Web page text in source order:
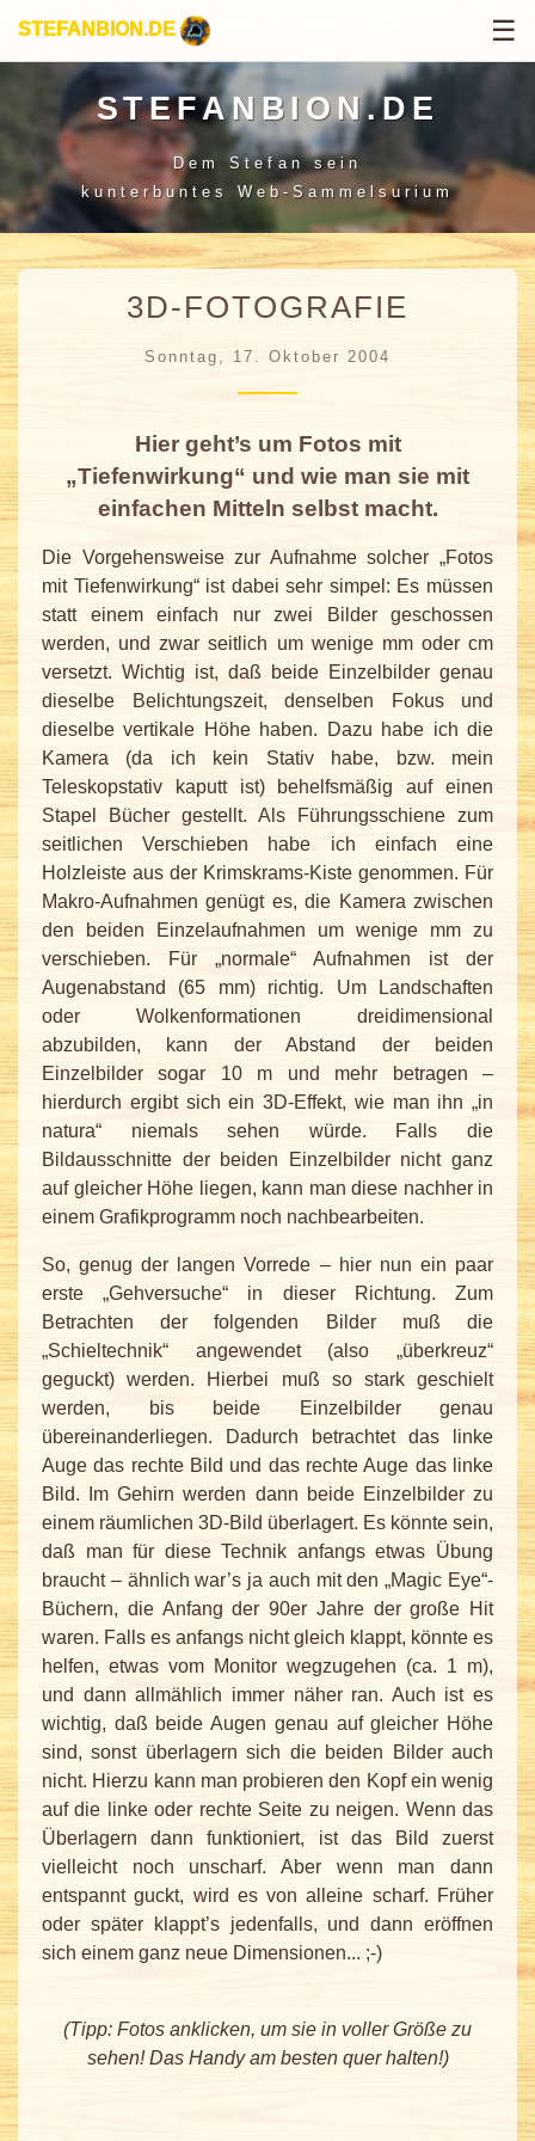
STEFANBION.DE ☰
STEFANBION.DE
Dem Stefan sein
kunterbuntes Web-Sammelsurium
3D-FOTOGRAFIE
Sonntag, 17. Oktober 2004
Hier geht’s um Fotos mit
„Tiefenwirkung“ und wie man sie mit
einfachen Mitteln selbst macht.
Die Vorgehensweise zur Aufnahme solcher „Fotos
mit Tiefenwirkung“ ist dabei sehr simpel: Es müssen
statt einem einfach nur zwei Bilder geschossen
werden, und zwar seitlich um wenige mm oder cm
versetzt. Wichtig ist, daß beide Einzelbilder genau
dieselbe Belichtungszeit, denselben Fokus und
dieselbe vertikale Höhe haben. Dazu habe ich die
Kamera (da ich kein Stativ habe, bzw. mein
Teleskopstativ kaputt ist) behelfsmäßig auf einen
Stapel Bücher gestellt. Als Führungsschiene zum
seitlichen Verschieben habe ich einfach eine
Holzleiste aus der Krimskrams-Kiste genommen. Für
Makro-Aufnahmen genügt es, die Kamera zwischen
den beiden Einzelaufnahmen um wenige mm zu
verschieben. Für „normale“ Aufnahmen ist der
Augenabstand (65 mm) richtig. Um Landschaften
oder Wolkenformationen dreidimensional
abzubilden, kann der Abstand der beiden
Einzelbilder sogar 10 m und mehr betragen –
hierdurch ergibt sich ein 3D-Effekt, wie man ihn „in
natura“ niemals sehen würde. Falls die
Bildausschnitte der beiden Einzelbilder nicht ganz
auf gleicher Höhe liegen, kann man diese nachher in
einem Grafikprogramm noch nachbearbeiten.
So, genug der langen Vorrede – hier nun ein paar
erste „Gehversuche“ in dieser Richtung. Zum
Betrachten der folgenden Bilder muß die
„Schieltechnik“ angewendet (also „überkreuz“
geguckt) werden. Hierbei muß so stark geschielt
werden, bis beide Einzelbilder genau
übereinanderliegen. Dadurch betrachtet das linke
Auge das rechte Bild und das rechte Auge das linke
Bild. Im Gehirn werden dann beide Einzelbilder zu
einem räumlichen 3D-Bild überlagert. Es könnte sein,
daß man für diese Technik anfangs etwas Übung
braucht – ähnlich war’s ja auch mit den „Magic Eye“-
Büchern, die Anfang der 90er Jahre der große Hit
waren. Falls es anfangs nicht gleich klappt, könnte es
helfen, etwas vom Monitor wegzugehen (ca. 1 m),
und dann allmählich immer näher ran. Auch ist es
wichtig, daß beide Augen genau auf gleicher Höhe
sind, sonst überlagern sich die beiden Bilder auch
nicht. Hierzu kann man probieren den Kopf ein wenig
auf die linke oder rechte Seite zu neigen. Wenn das
Überlagern dann funktioniert, ist das Bild zuerst
vielleicht noch unscharf. Aber wenn man dann
entspannt guckt, wird es von alleine scharf. Früher
oder später klappt’s jedenfalls, und dann eröffnen
sich einem ganz neue Dimensionen... ;-)
(Tipp: Fotos anklicken, um sie in voller Größe zu
sehen! Das Handy am besten quer halten!)